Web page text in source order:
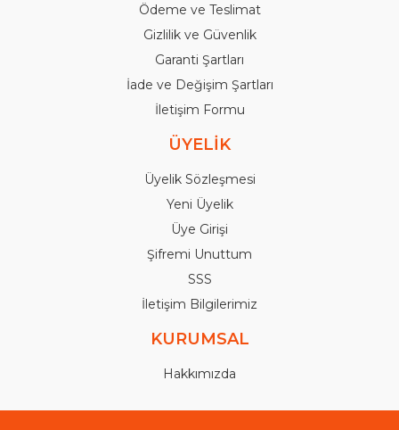
Ödeme ve Teslimat
Gizlilik ve Güvenlik
Garanti Şartları
İade ve Değişim Şartları
İletişim Formu
ÜYELİK
Üyelik Sözleşmesi
Yeni Üyelik
Üye Girişi
Şifremi Unuttum
SSS
İletişim Bilgilerimiz
KURUMSAL
Hakkımızda